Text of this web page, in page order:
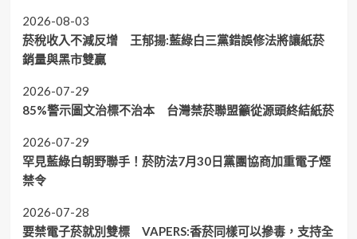
2026-08-03
菸稅收入不減反增 王郁揚:藍綠白三黨錯誤修法將讓紙菸
銷量與黑市雙贏
2026-07-29
85%警示圖文治標不治本 台灣禁菸聯盟籲從源頭終結紙菸
2026-07-29
罕見藍綠白朝野聯手！菸防法7月30日黨團協商加重電子煙
禁令
2026-07-28
要禁電子菸就別雙標 VAPERS:香菸同樣可以摻毒，支持全